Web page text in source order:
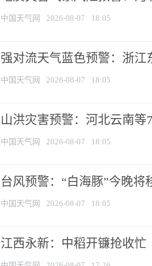
中国天气网 2026-08-07 18:05
强对流天气蓝色预警：浙江
中国天气网 2026-08-07 18:05
山洪灾害预警：河北云南
中国天气网 2026-08-07 18:05
台风预警：“白海豚”今晚将
中国天气网 2026-08-07 18:05
江西永新：中稻开镰抢收忙